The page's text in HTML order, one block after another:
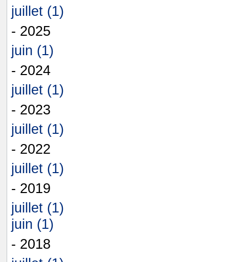
juillet (1)
- 2025
juin (1)
- 2024
juillet (1)
- 2023
juillet (1)
- 2022
juillet (1)
- 2019
juillet (1)
juin (1)
- 2018